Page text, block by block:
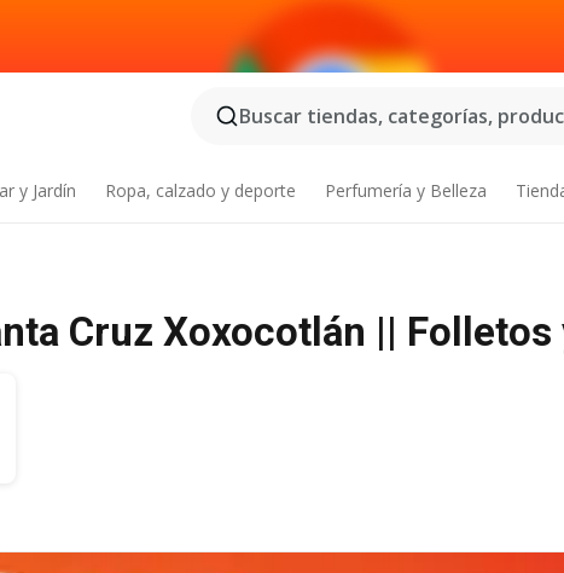
Buscar tiendas, categorías,
y Jardín Ropa, calzado y deporte Perfumería y Belleza
Cruz Xoxocotlán ||